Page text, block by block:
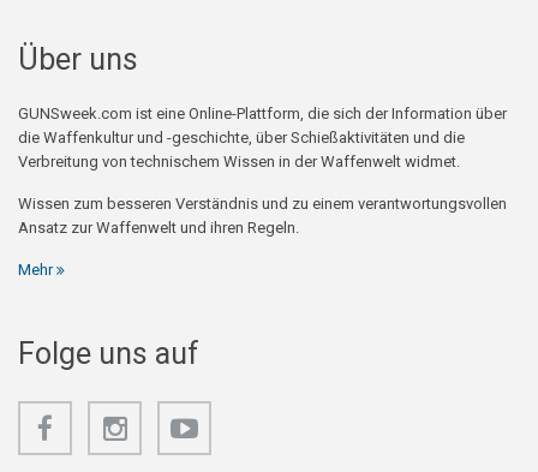
Über uns
GUNSweek.com ist eine Online-Plattform, die sich der Information über
die Waffenkultur und -geschichte, über Schießaktivitäten und die
Verbreitung von technischem Wissen in der Waffenwelt widmet.
Wissen zum besseren Verständnis und zu einem verantwortungsvollen
Ansatz zur Waffenwelt und ihren Regeln.
Mehr
Folge uns auf